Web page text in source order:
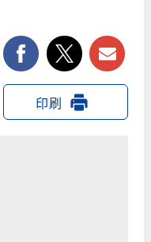
facebooktwitter
印刷